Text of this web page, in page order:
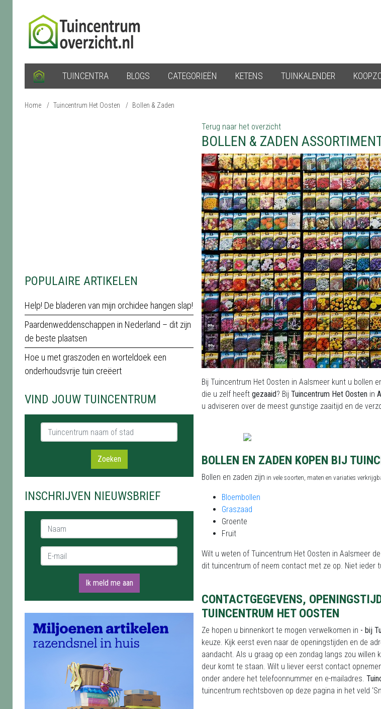
TUINCENTRA BLOGS CATEGORIEËN KETENS TUINKALENDER
Home / Tuincentrum Het Oosten / Bollen & Zaden
POPULAIRE ARTIKELEN
Help! De bladeren van mijn orchidee hangen slap!
Paardenweddenschappen in Nederland – dit zijn
de beste plaatsen
Hoe u met graszoden en worteldoek een
onderhoudsvrije tuin creëert
VIND JOUW TUINCENTRUM
Tuincentrum naam of stad
Zoeken
INSCHRIJVEN NIEUWSBRIEF
Naam *
E-mail *
Ik meld me aan
Terug naar het overzicht
BOLLEN & ZADEN
Bij Tuincentrum Het Oosten in Aalsmeer kunt u bollen
die u zelf heeft gezaaid? Bij Tuincentrum Het Oosten in
u adviseren over de meest gunstige zaaitijd en de
BOLLEN EN ZADEN KOPEN BIJ
Bollen en zaden zijn in vele soorten, maten en variaties
Bloembollen
Graszaad
Groente
Fruit
Wilt u weten of Tuincentrum Het Oosten in Aalsmeer
dit tuincentrum of neem contact met ze op. Niet ieder
CONTACTGEGEVENS,
TUINCENTRUM HET OOSTEN
Ze hopen u binnenkort te mogen verwelkomen in - bij
keuze. Kijk eerst even naar de openingstijden en de
aandacht. Als u graag op een zondag langs zou
deur komt te staan. Wilt u liever eerst contact
onder andere het telefoonnummer en e-mailadres.
tuincentrum rechtsboven op deze pagina in het veld